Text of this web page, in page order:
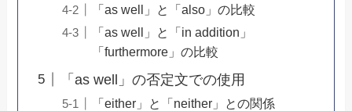
「as well」と「also」の比較
「as well」と「in addition」
「furthermore」の比較
「as well」の否定文での使用
「either」と「neither」との関係